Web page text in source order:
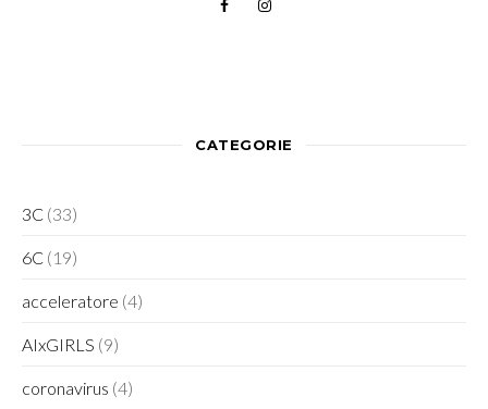
CATEGORIE
3C (33)
6C (19)
acceleratore (4)
AIxGIRLS (9)
coronavirus (4)